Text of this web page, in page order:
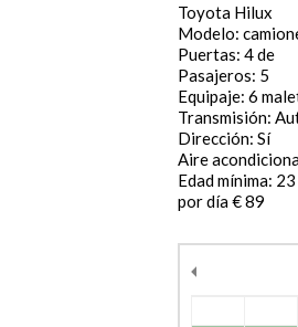
Toyota Hilux
Modelo:
Puertas: 4 de
Pasajeros: 5
Equipaje: 6
Transmisión:
Dirección: Sí
Aire
Edad mínima:
por día € 89